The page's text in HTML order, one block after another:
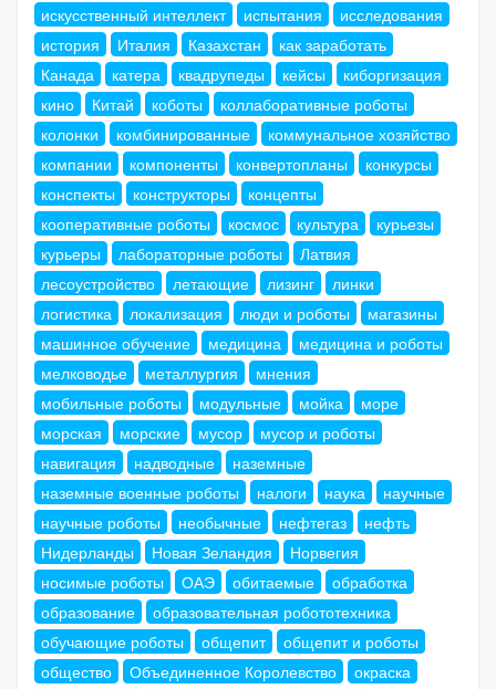
искусственный интеллект
испытания
исследования
история
Италия Казахстан
как заработать
Канада
катера квадрупеды кейсы
киборгизация
кино
Китай коботы
коллаборативные роботы
колонки
комбинированные
коммунальное хозяйство
компании
компоненты конвертопланы
конкурсы
конспекты
конструкторы
концепты
кооперативные роботы
космос культура
курьезы
курьеры
лабораторные роботы
Латвия
лесоустройство
летающие лизинг
линки
логистика
локализация люди и роботы
магазины
машинное обучение
медицина
медицина и роботы
мелководье
металлургия
мнения
мобильные роботы
модульные мойка
море
морская
морские мусор
мусор и роботы
навигация
надводные
наземные
наземные военные роботы
налоги наука
научные
научные роботы
необычные нефтегаз
нефть
Нидерланды
Новая Зеландия
Норвегия
носимые роботы
ОАЭ обитаемые
обработка
образование
образовательная робототехника
обучающие роботы
общепит
общепит и роботы
общество
Объединенное Королевство
окраска